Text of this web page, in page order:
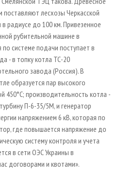
лесхозы Черкасской
радиусе до 100 км. Привезенное
рубительной машине в
системе подачи поступает в
- в топку котла ТС-20
завода (Россия). В
образуется пар высокого
450°C; производительность котла -
П-6-35/5М, и генератор
напряжением 6 кВ, которая по
где повышается напряжение до
систему контроля и учета
в сети ОЭС Украины в
договорами и квотами».